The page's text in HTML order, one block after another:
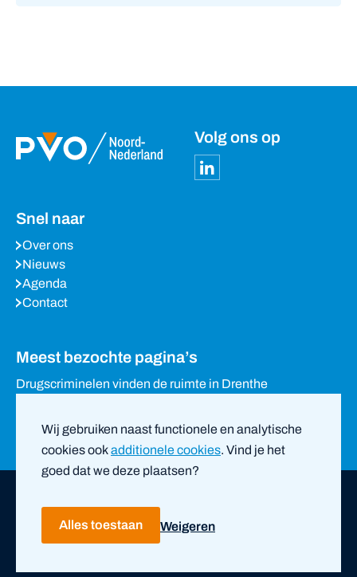
Wij gebruiken naast functionele en analytische
cookies ookadditionele cookies. Vind je het
goed dat we deze plaatsen?
Alles toestaan Weigeren
Volg ons op
Snel naar
Over ons
Nieuws
Agenda
Contact
Meest bezochte pagina’s
Drugscriminelen vinden de ruimte in Drenthe
Eigenaren loods in Holsloot verzetten zich tegen sluiting
Privacy- en cookieverklaringDisclaimer